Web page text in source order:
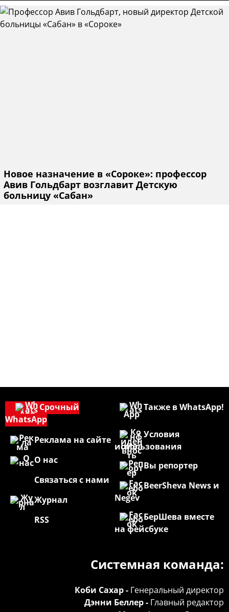
Новое назначение в «Сороке»: профессор
Авив Гольдбарт возглавит Детскую
больницу «Сабан»
Также в WhatsApp!
Условия
использования
Вы репортер
BeerSheva News и
Negev
БерШева вместе
на фейсбуке
Срочный
WhatsApp
Реклама на сайте
О нас
Связаться с нами
Журнал
RSS
Системная команда:
Коби Сахар - Генеральный директор
Дэнни Беллер - Главный редактор